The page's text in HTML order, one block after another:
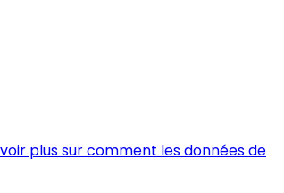
plus sur comment les données de